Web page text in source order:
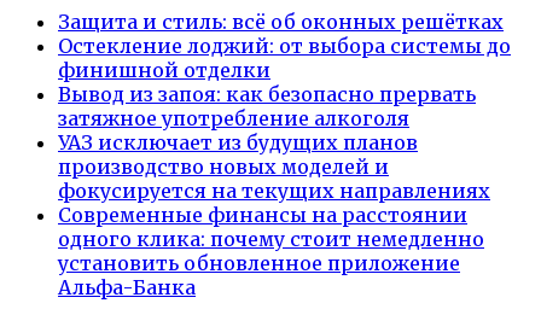
Защита и стиль: всё об оконных решётках
Остекление лоджий: от выбора системы до
финишной отделки
Вывод из запоя: как безопасно прервать
затяжное употребление алкоголя
УАЗ исключает из будущих планов
производство новых моделей и
фокусируется на текущих направлениях
Современные финансы на расстоянии
одного клика: почему стоит немедленно
установить обновленное приложение
Альфа-Банка